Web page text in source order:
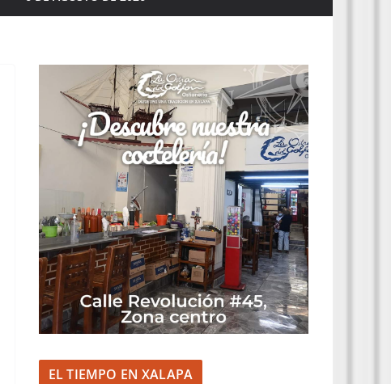
EL TIEMPO EN XALAPA